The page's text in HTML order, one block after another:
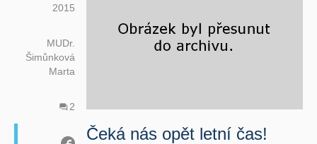
2015
MUDr.
Šimůnková
Marta
2
Čeká nás opět letní čas!